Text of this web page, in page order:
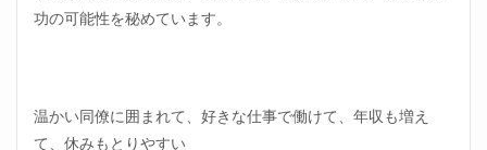
功の可能性を秘めています。
温かい同僚に囲まれて、好きな仕事で働けて、年収も増え
て、休みもとりやすい